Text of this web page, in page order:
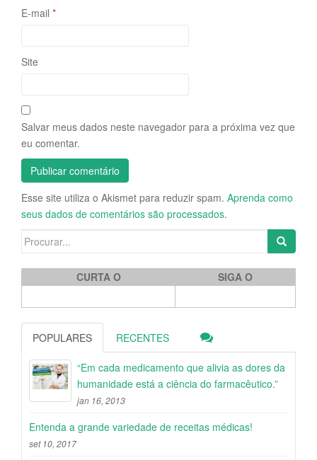
E-mail *
Site
Salvar meus dados neste navegador para a próxima vez que
eu comentar.
Esse site utiliza o Akismet para reduzir spam. Aprenda como
seus dados de comentários são processados.
Search for:
CURTA O SIGA O
POPULARES RECENTES
“Em cada medicamento que alivia as dores da
humanidade está a ciência do farmacêutico.”
jan 16, 2013
Entenda a grande variedade de receitas médicas!
set 10, 2017